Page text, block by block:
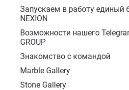
Запускаем в работу единый
NEXION
Возможности нашего
GROUP
Знакомство с командой
Marble Gallery
Stone Gallery